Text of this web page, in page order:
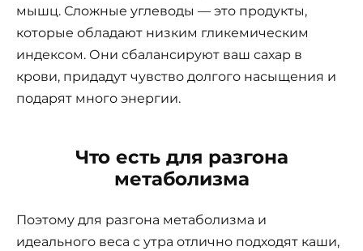
мышц. Сложные углеводы — это продукты,
которые обладают низким гликемическим
индексом. Они сбалансируют ваш сахар в
крови, придадут чувство долгого насыщения и
подарят много энергии.
Что есть для разгона
метаболизма
Поэтому для разгона метаболизма и
идеального веса с утра отлично подходят каши,